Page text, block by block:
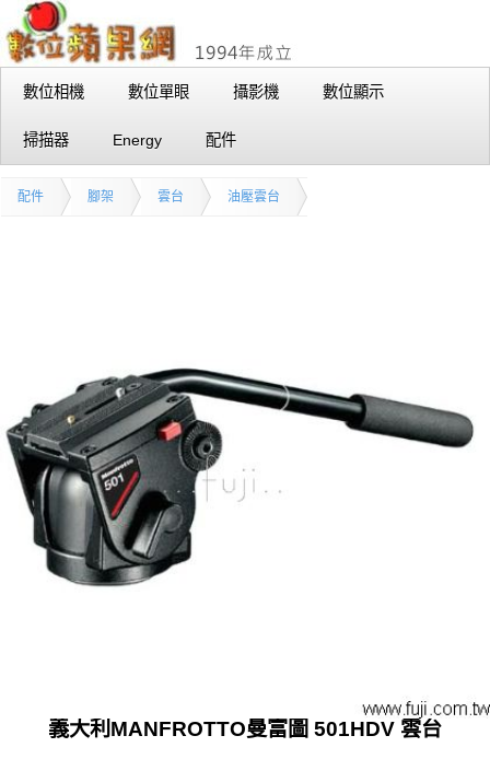
數位相機 數位單眼 攝影機 數位顯示
掃描器 Energy 配件
配件 腳架 雲台 油壓雲台
義大利MANFROTTO曼富圖 501HDV 雲台